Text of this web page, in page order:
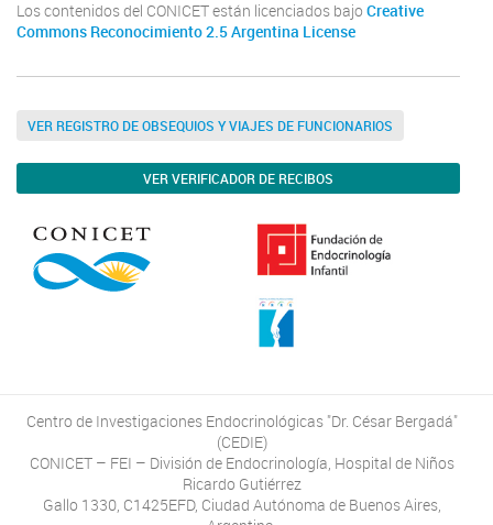
Los contenidos del CONICET están licenciados bajo Creative
Commons Reconocimiento 2.5 Argentina License
VER REGISTRO DE OBSEQUIOS Y VIAJES DE FUNCIONARIOS
VER VERIFICADOR DE RECIBOS
Centro de Investigaciones Endocrinológicas "Dr. César Bergadá"
(CEDIE)
CONICET – FEI – División de Endocrinología, Hospital de Niños
Ricardo Gutiérrez
Gallo 1330, C1425EFD, Ciudad Autónoma de Buenos Aires,